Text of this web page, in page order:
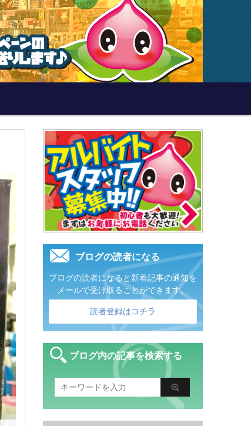
ブログの読者になる
ブログの読者になると新着記事の通知を
メールで受け取ることができます。
読者登録はコチラ
ブログ内の記事を検索する